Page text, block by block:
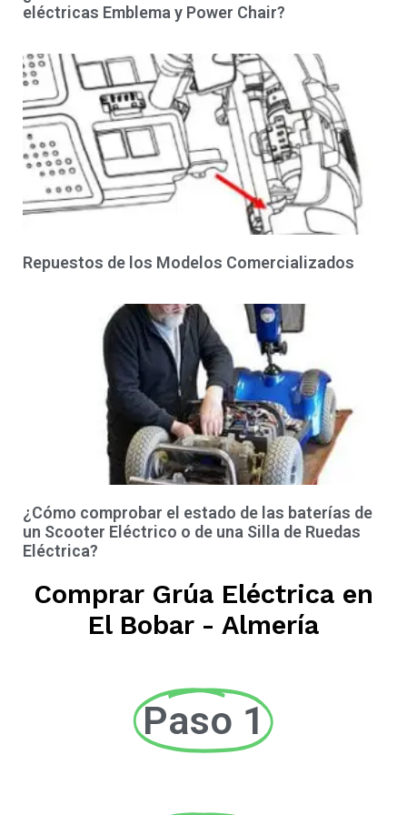
eléctricas Emblema y Power Chair?
Repuestos de los Modelos Comercializados
¿Cómo comprobar el estado de las baterías de
un Scooter Eléctrico o de una Silla de Ruedas
Eléctrica?
Comprar Grúa Eléctrica en
El Bobar - Almería
Paso 1